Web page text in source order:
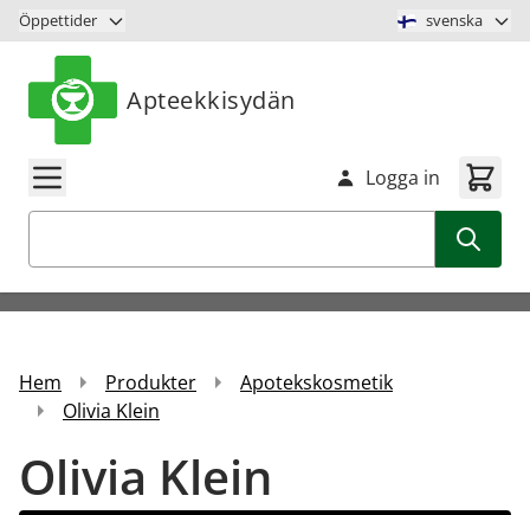
Hoppa till innehåll
Öppettider svenska
Apteekkisydän
Logga in
Hem Produkter
Apotekskosmetik
Olivia Klein
Olivia Klein